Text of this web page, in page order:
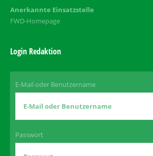
Anerkannte Einsatzstelle
FWD-Homepage
Login Redaktion
E-Mail oder Benutzername
Passwort